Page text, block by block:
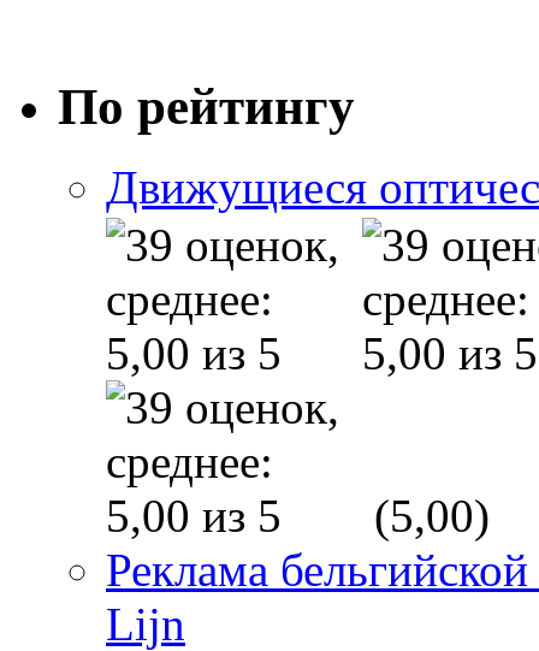
По рейтингу
Движущиеся
(5,00)
Реклама
Lijn